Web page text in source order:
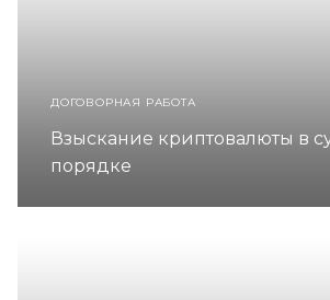
ДОГОВОРНАЯ РАБОТА
Взыскание криптовалюты в
порядке